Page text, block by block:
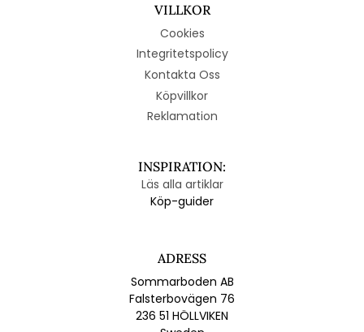
VILLKOR
Cookies
Integritetspolicy
Kontakta Oss
Köpvillkor
Reklamation
INSPIRATION:
Läs alla artiklar
Köp-guider
ADRESS
Sommarboden AB
Falsterbovägen 76
236 51 HÖLLVIKEN